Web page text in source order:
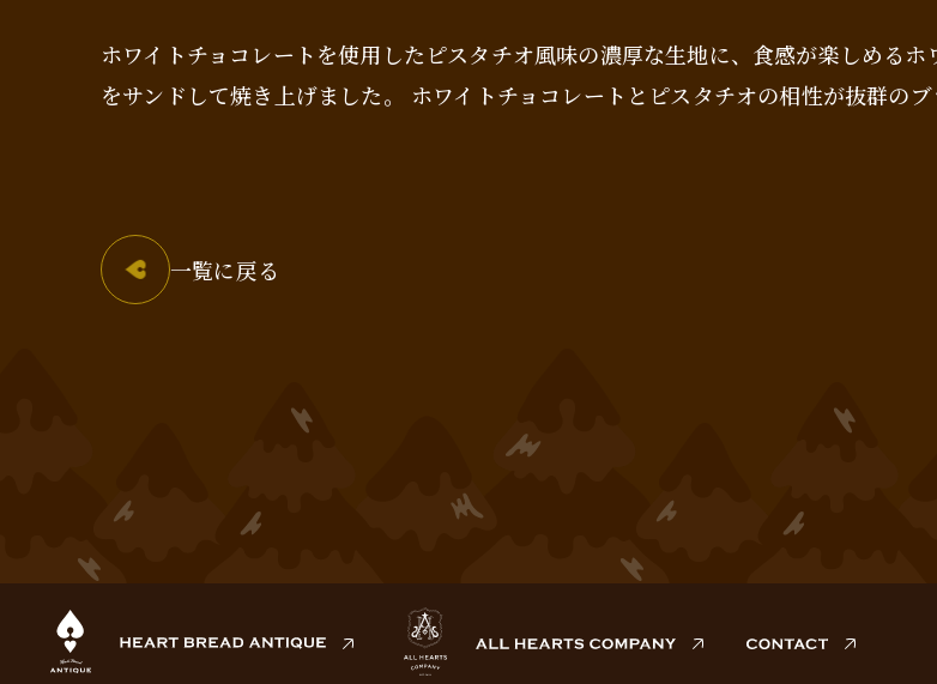
ホワイトチョコレートを使用したピスタチオ風味の濃厚な生地に、食感が楽しめる
をサンドして焼き上げました。 ホワイトチョコレートとピスタチオの相性が抜群のブ
一覧に戻る